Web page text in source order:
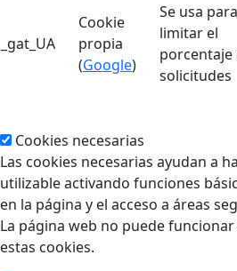
_gat_UA
Cookie
propia
(Google)
Se usa para
limitar el
porcentaje
solicitudes
Cookies necesarias
Las cookies necesarias ayudan a
utilizable activando funciones
en la página y el acceso a áreas
La página web no puede
estas cookies.